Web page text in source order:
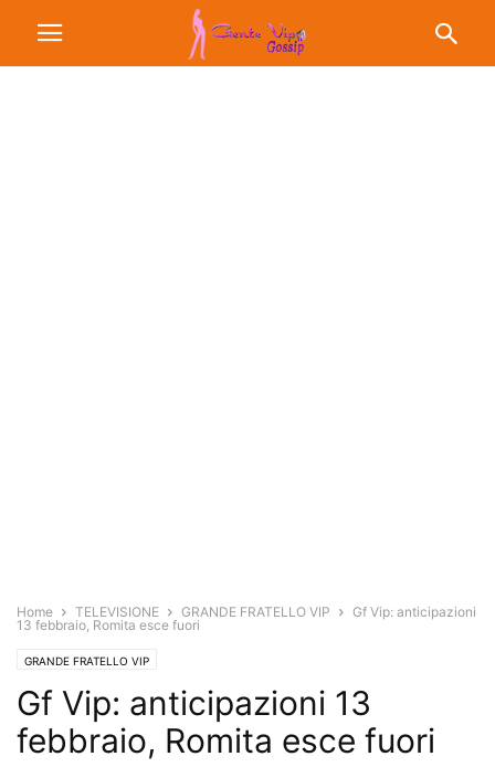
Home TELEVISIONE GRANDE FRATELLO VIP
Gf Vip: anticipazioni
13 febbraio, Romita esce fuori
GRANDE FRATELLO VIP
Gf Vip: anticipazioni 13
febbraio, Romita esce fuori